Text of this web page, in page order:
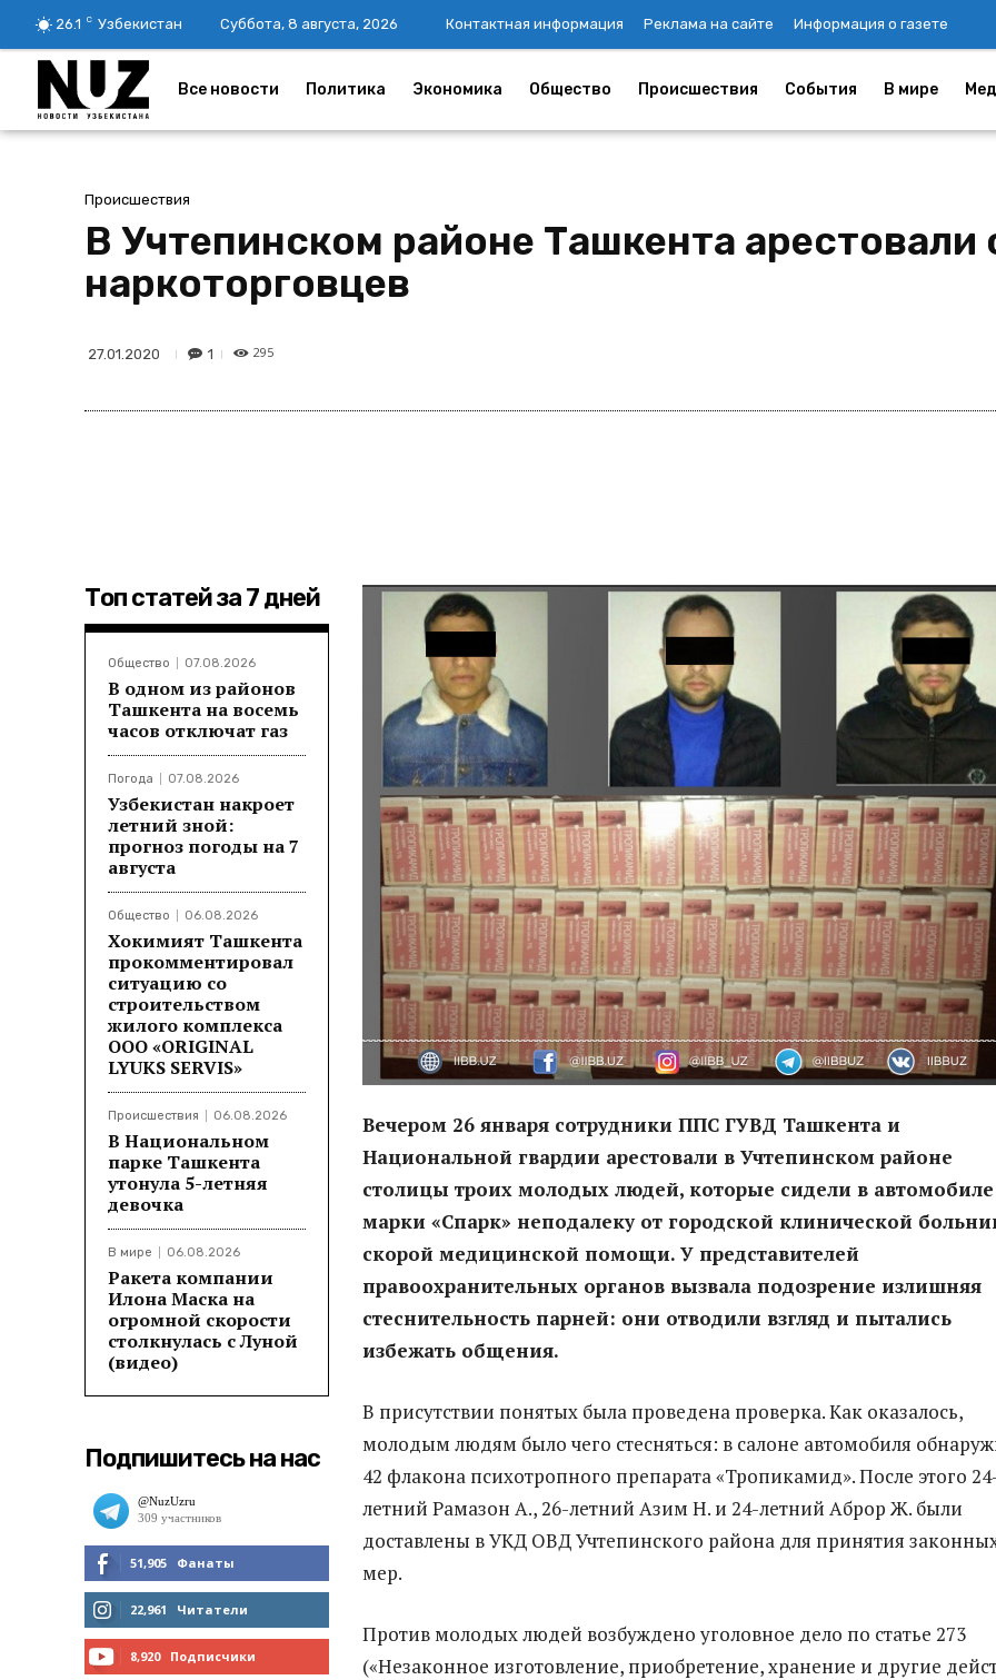
26.1 C Узбекистан Суббота, 8 августа, 2026 Контактная информация Реклама на сайте Информация о газете
Все новости Политика Экономика Общество Происшествия События В мире
Происшествия
В Учтепинском районе Ташкента арестовали
наркоторговцев
27.01.2020 1 295
Топ статей за 7 дней
Общество 07.08.2026
В одном из районов
Ташкента на восемь
часов отключат газ
Погода 07.08.2026
Узбекистан накроет
летний зной:
прогноз погоды на 7
августа
Общество 06.08.2026
Хокимият Ташкента
прокомментировал
ситуацию со
строительством
жилого комплекса
ООО «ORIGINAL
LYUKS SERVIS»
Происшествия 06.08.2026
В Национальном
парке Ташкента
утонула 5-летняя
девочка
В мире 06.08.2026
Ракета компании
Илона Маска на
огромной скорости
столкнулась с Луной
(видео)
Подпишитесь на нас
51,905 Фанаты
МНЕ НРАВИТСЯ
22,961 Читатели
8,920 Подписчики
Вечером 26 января сотрудники ППС ГУВД Ташкента и
Национальной гвардии арестовали в Учтепинском районе
столицы троих молодых людей, которые сидели в автомобиле
марки «Спарк» неподалеку от городской клинической
скорой медицинской помощи. У представителей
правоохранительных органов вызвала подозрение излишняя
стеснительность парней: они отводили взгляд и пытались
избежать общения.
В присутствии понятых была проведена проверка. Как оказалось,
молодым людям было чего стесняться: в салоне автомобиля
42 флакона психотропного препарата «Тропикамид». После этого
летний Рамазон А., 26-летний Азим Н. и 24-летний Аброр Ж. были
доставлены в УКД ОВД Учтепинского района для принятия
мер.
Против молодых людей возбуждено уголовное дело по статье 273
(«Незаконное изготовление, приобретение, хранение и другие